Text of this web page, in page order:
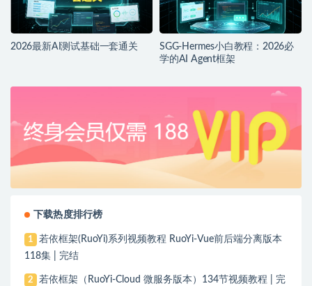
2026最新AI测试基础一套通关
SGG-Hermes小白教程：2026必
学的AI Agent框架
下载热度排行榜
1
若依框架(RuoYi)系列视频教程 RuoYi-Vue前后端分离版本
118集 | 完结
2
若依框架（RuoYi-Cloud 微服务版本）134节视频教程 | 完